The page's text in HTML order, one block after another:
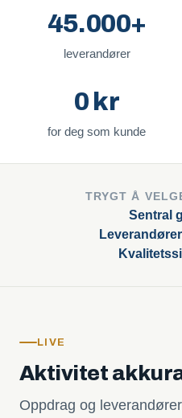
45.000+
leverandører
0 kr
for deg som kunde
TRYGT Å
Sentral
LIVE
Aktivitet
Oppdrag og